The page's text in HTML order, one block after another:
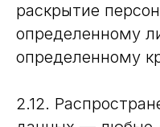
раскрытие
определенному
определенному
2.12.